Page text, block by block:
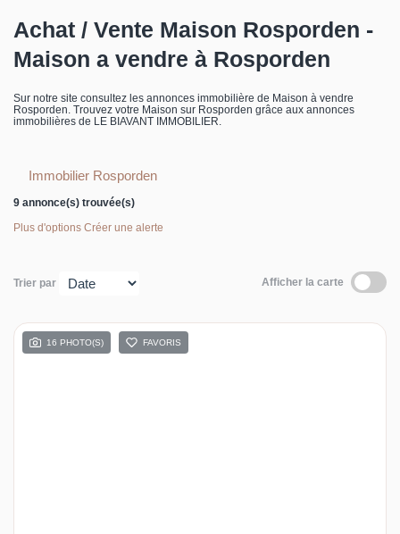
Nos agences
Contact
Achat / Vente Maison Rosporden -
Maison a vendre à Rosporden
Sur notre site consultez les annonces immobilière de Maison à vendre
Rosporden. Trouvez votre Maison sur Rosporden grâce aux annonces
immobilières de LE BIAVANT IMMOBILIER.
Immobilier Rosporden
9 annonce(s) trouvée(s)
Plus d'options Créer une alerte
Trier par Afficher la carte
16 PHOTO(S) FAVORIS